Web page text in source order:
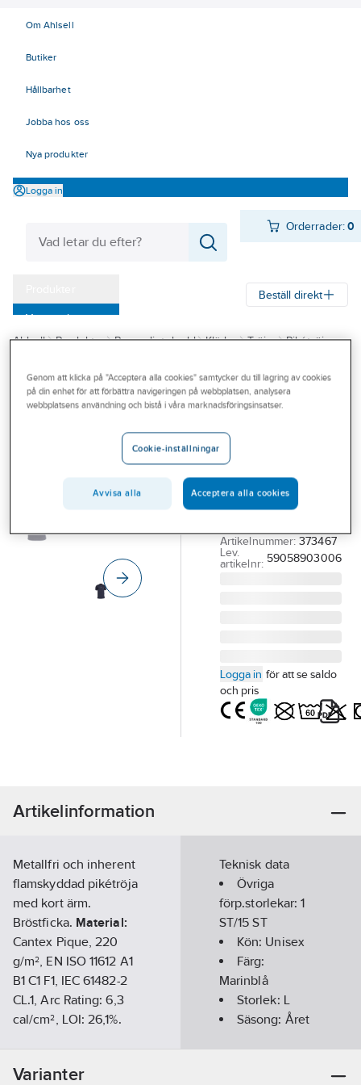
Om Ahlsell
Butiker
Hållbarhet
Jobba hos oss
Nya produkter
Logga in
Orderrader:0
Varumärken
Outlet
Branscher
Beställ direkt
Ahlsell Produkter Personligt skydd Kläder Tröjor Pikétröjor
TRANEMO WORKWEAR
Pikétröja
PIKÉTRÖJA
TRANEMO 5905-89
MBLÅ KORT ÄRM
Artikelnummer: 373467
Lev.
artikelnr: 59058903006
Logga in för att se saldo
och pris
Artikelinformation
Metallfri och inherent
flamskyddad pikétröja
med kort ärm.
Bröstficka. Material:
Cantex Pique, 220
g/m², EN ISO 11612 A1
B1 C1 F1, IEC 61482-2
CL.1, Arc Rating: 6,3
cal/cm², LOI: 26,1%.
EN ISO 11612 A1 B1 C1
Teknisk data
Övriga
förp.storlekar:1
ST/15 ST
Kön: Unisex
Färg:
Marinblå
Storlek: L
Säsong: Året
Varianter
Genom att klicka på "Acceptera alla cookies" samtycker du till lagring av cookies
på din enhet för att förbättra navigeringen på webbplatsen, analysera
webbplatsens användning och bistå i våra marknadsföringsinsatser.
Cookie-inställningar
Avvisa alla Acceptera alla cookies